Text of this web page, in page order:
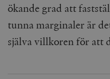
ökande grad att
tunna marginaler är
själva villkoren för att